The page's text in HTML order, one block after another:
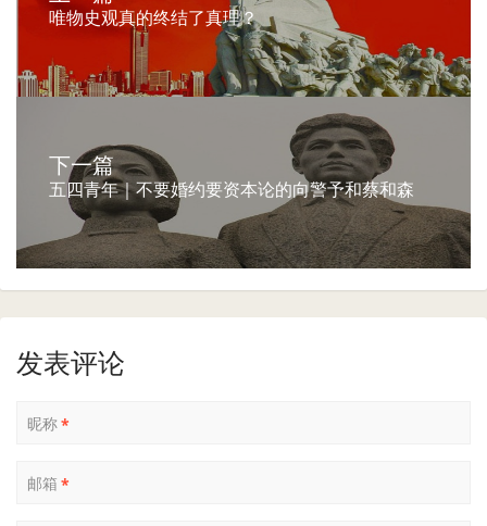
唯物史观真的终结了真理？
下一篇
五四青年｜不要婚约要资本论的向警予和蔡和森
发表评论
昵称*
邮箱 *